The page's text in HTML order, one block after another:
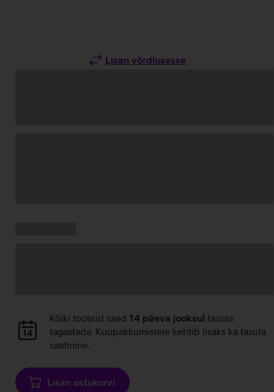
Lisan võrdlusesse
Andmete
laadimine
Kõiki tooteid saad 14 päeva jooksul tasuta
tagastada. Kuupakkumistele kehtib lisaks ka tasuta
saatmine.
Lisan ostukorvi